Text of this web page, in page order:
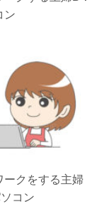
ン
ークをする主婦
コン